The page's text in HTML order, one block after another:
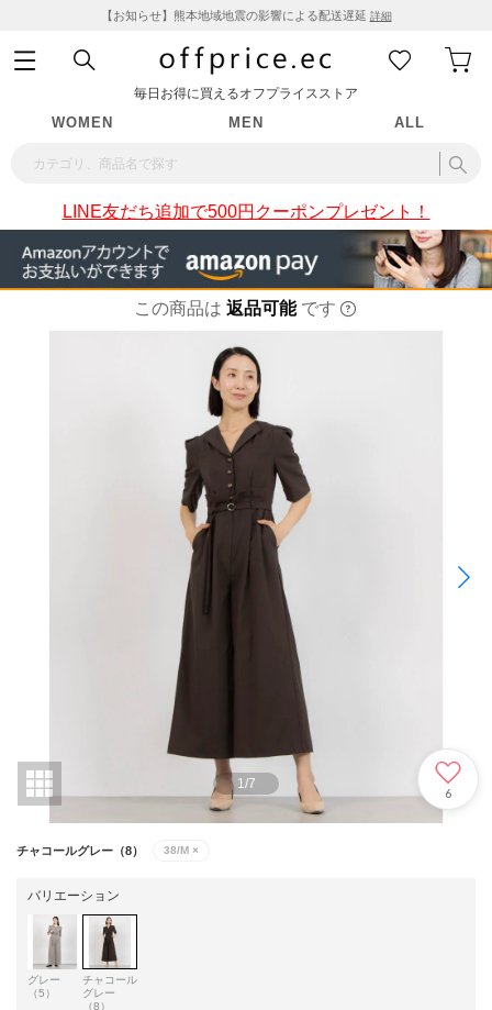
【お知らせ】熊本地域地震の影響による配送遅延 詳細
毎日お得に買えるオフプライスストア
WOMEN MEN ALL
LINE友だち追加で500円クーポンプレゼント！
この商品は 返品可能 です
1/7
6
チャコールグレー（8） 38/M ×
バリエーション
グレー
（5）
チャコール
グレー
（8）